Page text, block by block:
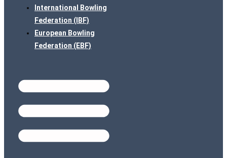
International Bowling
Federation (IBF)
European Bowling
Federation (EBF)